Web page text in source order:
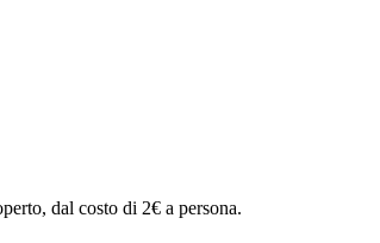
dal costo di 2€ a persona.